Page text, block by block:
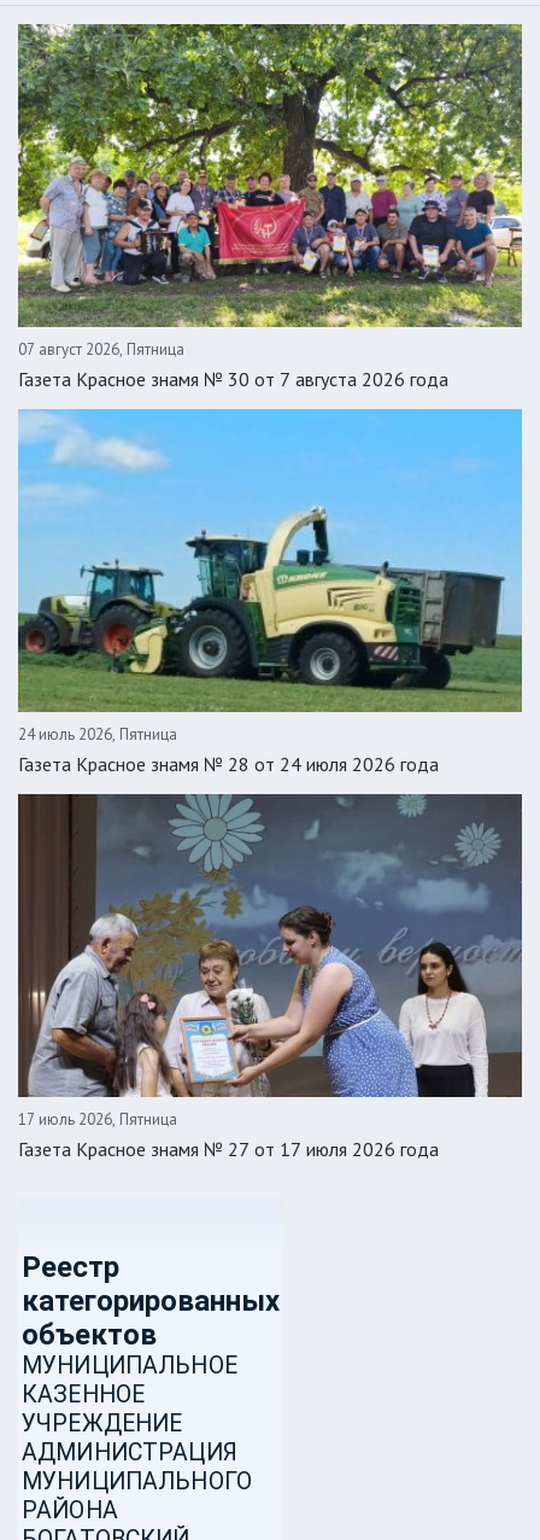
07 август 2026, Пятница
Газета Красное знамя № 30 от 7 августа 2026 года
24 июль 2026, Пятница
Газета Красное знамя № 28 от 24 июля 2026 года
17 июль 2026, Пятница
Газета Красное знамя № 27 от 17 июля 2026 года